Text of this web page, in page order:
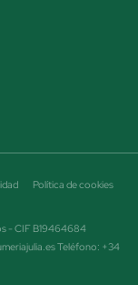
- CIF B19464684
Política de cookies
Teléfono: +34